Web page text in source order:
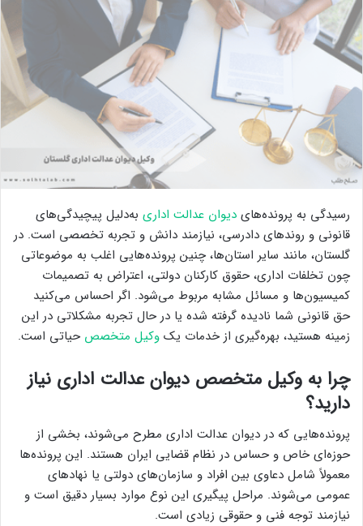
رسیدگی به پرونده‌های دیوان عدالت اداری به‌دلیل پیچیدگی‌های
قانونی و روندهای دادرسی، نیازمند دانش و تجربه تخصصی است. در
گلستان، مانند سایر استان‌ها، چنین پرونده‌هایی اغلب به موضوعاتی
چون تخلفات اداری، حقوق کارکنان دولتی، اعتراض به تصمیمات
کمیسیون‌ها و مسائل مشابه مربوط می‌شود. اگر احساس می‌کنید
حق قانونی شما نادیده گرفته شده یا در حال تجربه مشکلاتی در این
زمینه هستید، بهره‌گیری از خدمات یک وکیل متخصص حیاتی است.
چرا به وکیل متخصص دیوان عدالت اداری نیاز
دارید؟
پرونده‌هایی که در دیوان عدالت اداری مطرح می‌شوند، بخشی از
حوزه‌ای خاص و حساس در نظام قضایی ایران هستند. این پرونده‌ها
معمولاً شامل دعاوی بین افراد و سازمان‌های دولتی یا نهادهای
عمومی می‌شوند. مراحل پیگیری این نوع موارد بسیار دقیق است و
نیازمند توجه فنی و حقوقی زیادی است.